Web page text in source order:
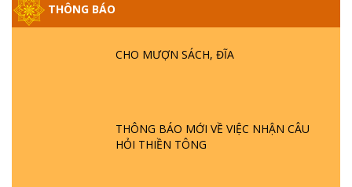
THÔNG BÁO
CHO MƯỢN SÁCH, ĐĨA
THÔNG BÁO MỚI VỀ VIỆC NHẬN CÂU
HỎI THIỀN TÔNG
GIẢI ĐÁP ĐẶC BIỆT P25 - SUỐT 49 NĂM
PHẬT KHÔNG NÓI? HỘI LONG HOA LÀ
TTTD